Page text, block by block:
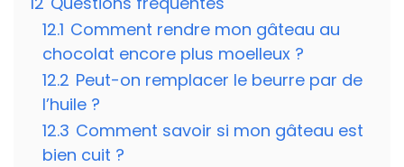
12.1 Comment rendre mon gâteau au
chocolat encore plus moelleux ?
12.2 Peut-on remplacer le beurre par de
l’huile ?
12.3 Comment savoir si mon gâteau est
bien cuit ?